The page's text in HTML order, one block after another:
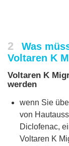
2
Was
Voltaren K
Voltaren K
werden
wenn Sie
von
Diclofenac,
Voltaren K